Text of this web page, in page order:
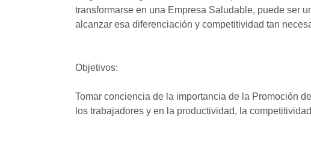
transformarse en una Empresa Saludable, puede ser
alcanzar esa diferenciación y competitividad tan
Objetivos:
Tomar conciencia de la importancia de la Promoción
los trabajadores y en la productividad, la